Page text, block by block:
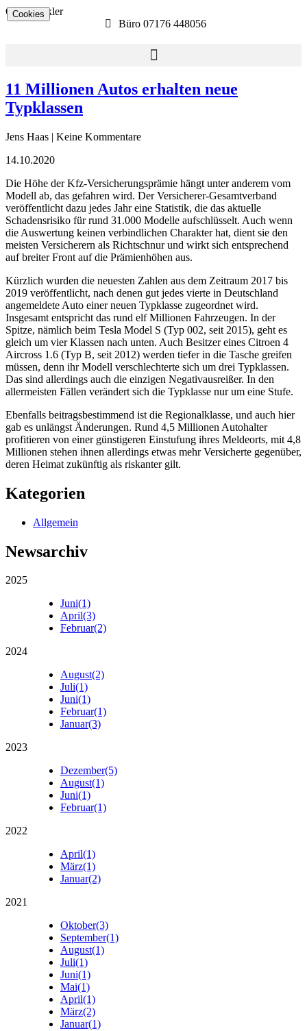
Ostalb­makler
Büro 07176 448056​
11 Millionen Autos erhalten neue
Typklassen
Jens Haas | Keine Kommentare
14.10.2020
Die Höhe der Kfz-Versicherungsprämie hängt unter anderem vom
Modell ab, das gefahren wird. Der Versicherer-Gesamtverband
veröffentlicht dazu jedes Jahr eine Statistik, die das aktuelle
Schadensrisiko für rund 31.000 Modelle aufschlüsselt. Auch wenn
die Auswertung keinen verbindlichen Charakter hat, dient sie den
meisten Versicherern als Richtschnur und wirkt sich entsprechend
auf breiter Front auf die Prämienhöhen aus.
Kürzlich wurden die neuesten Zahlen aus dem Zeitraum 2017 bis
2019 veröffentlicht, nach denen gut jedes vierte in Deutschland
angemeldete Auto einer neuen Typklasse zugeordnet wird.
Insgesamt entspricht das rund elf Millionen Fahrzeugen. In der
Spitze, nämlich beim Tesla Model S (Typ 002, seit 2015), geht es
gleich um vier Klassen nach unten. Auch Besitzer eines Citroen 4
Aircross 1.6 (Typ B, seit 2012) werden tiefer in die Tasche greifen
müssen, denn ihr Modell verschlechterte sich um drei Typklassen.
Das sind allerdings auch die einzigen Negativausreißer. In den
allermeisten Fällen verändert sich die Typklasse nur um eine Stufe.
Ebenfalls beitragsbestimmend ist die Regionalklasse, und auch hier
gab es unlängst Änderungen. Rund 4,5 Millionen Autohalter
profitieren von einer günstigeren Einstufung ihres Meldeorts, mit 4,8
Millionen stehen ihnen allerdings etwas mehr Versicherte gegenüber,
deren Heimat zukünftig als riskanter gilt.
Kategorien
Allgemein
Newsarchiv
2025
Juni(1)
April(3)
Februar(2)
2024
August(2)
Juli(1)
Juni(1)
Februar(1)
Januar(3)
2023
Dezember(5)
August(1)
Juni(1)
Februar(1)
2022
April(1)
März(1)
Januar(2)
2021
Oktober(3)
September(1)
August(1)
Juli(1)
Juni(1)
Mai(1)
April(1)
März(2)
Januar(1)
Cookies